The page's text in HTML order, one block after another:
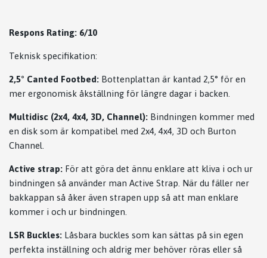
Respons Rating: 6/10
Teknisk specifikation:
2,5° Canted Footbed: Bottenplattan är kantad 2,5° för en
mer ergonomisk åkställning för längre dagar i backen.
Multidisc (2x4, 4x4, 3D, Channel): Bindningen kommer med
en disk som är kompatibel med 2x4, 4x4, 3D och Burton
Channel.
Active strap: För att göra det ännu enklare att kliva i och ur
bindningen så använder man Active Strap. När du fäller ner
bakkappan så åker även strapen upp så att man enklare
kommer i och ur bindningen.
LSR Buckles: Låsbara buckles som kan sättas på sin egen
perfekta inställning och aldrig mer behöver röras eller så